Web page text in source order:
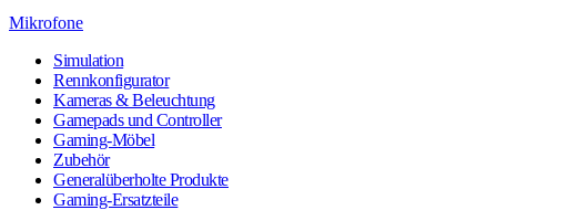
Mikrofone
Simulation
Rennkonfigurator
Kameras & Beleuchtung
Gamepads und Controller
Gaming-Möbel
Zubehör
Generalüberholte Produkte
Gaming-Ersatzteile